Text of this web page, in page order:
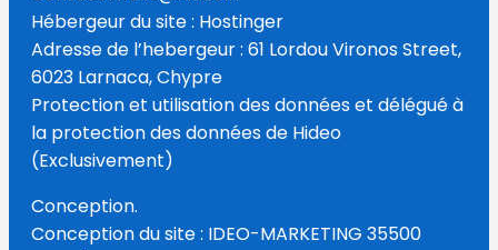
Hébergeur du site : Hostinger
Adresse de l’hebergeur : 61 Lordou Vironos Street,
6023 Larnaca, Chypre
Protection et utilisation des données et délégué à
la protection des données de Hideo
(Exclusivement)
Conception.
Conception du site : IDEO-MARKETING 35500